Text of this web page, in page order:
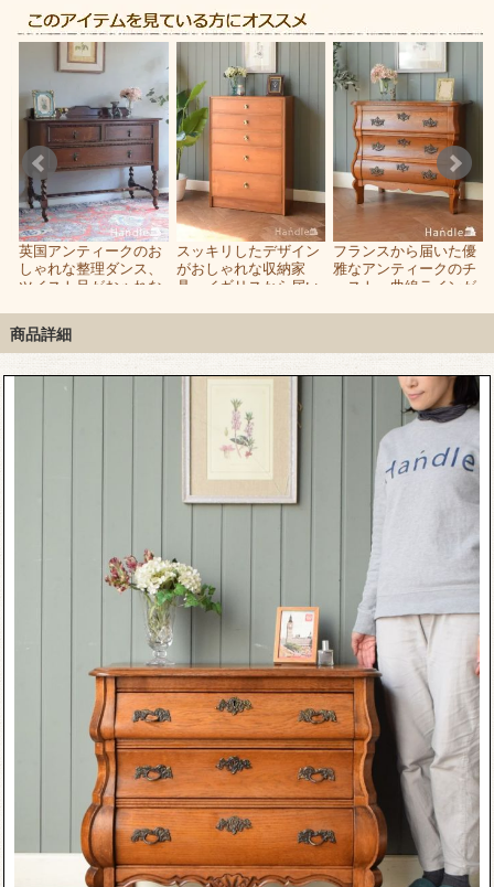
英国アンティークのお
しゃれな整理ダンス、
ツイスト足がおゃれな
ト
スッキリしたデザイン
がおしゃれな収納家
具、イギリスから届い
チェスト
フランスから届いた優
雅なアンティークのチ
ェスト、曲線ラインが
モード
商品詳細